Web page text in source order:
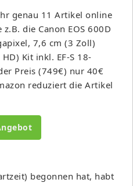
genau 11 Artikel online
die Canon EOS 600D
7,6 cm (3 Zoll)
Kit inkl. EF-S 18-
Preis (749€) nur 40€
reduziert die Artikel
begonnen hat, habt